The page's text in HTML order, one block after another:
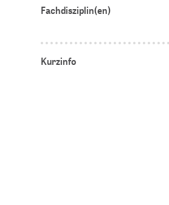
Fachdisziplin(en)
Kurzinfo